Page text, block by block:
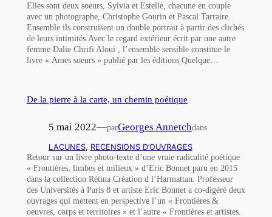
Elles sont deux soeurs, Sylvia et Estelle, chacune en couple
avec un photographe, Christophe Gourin et Pascal Tarraire.
Ensemble ils construisent un double portrait à partir des clichés
de leurs intimités.Avec le regard extérieur écrit par une autre
femme Dalie Chrifi Aloui , l’ensemble sensible constitue le
livre « Ames soeurs » publié par les éditions Quelque…
De la pierre à la carte, un chemin poétique
5 mai 2022—parGeorges Annetchdans
LACUNES, RECENSIONS D’OUVRAGES
Retour sur un livre photo-texte d’une vraie radicalité poétique
« Frontières, limbes et milieux » d’Eric Bonnet paru en 2015
dans la collection Rétina Création d l’Harmattan. Professeur
des Universités à Paris 8 et artiste Eric Bonnet a co-digéré deux
ouvrages qui mettent en perspective l’un « Frontières &
oeuvres, corps et territoires » et l’autre « Frontières et artistes.